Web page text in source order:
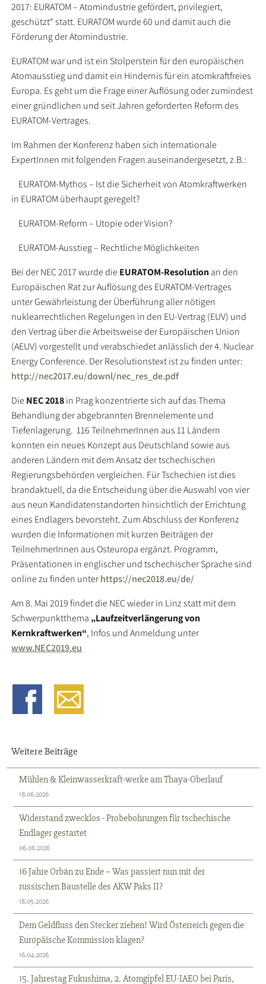
2017: EURATOM – Atomindustrie gefördert, privilegiert,
geschützt“ statt. EURATOM wurde 60 und damit auch die
Förderung der Atomindustrie.
EURATOM war und ist ein Stolperstein für den europäischen
Atomausstieg und damit ein Hindernis für ein atomkraftfreies
Europa. Es geht um die Frage einer Auflösung oder zumindest
einer gründlichen und seit Jahren geforderten Reform des
EURATOM-Vertrages.
Im Rahmen der Konferenz haben sich internationale
ExpertInnen mit folgenden Fragen auseinandergesetzt, z.B.:
EURATOM-Mythos – Ist die Sicherheit von Atomkraftwerken
in EURATOM überhaupt geregelt?
EURATOM-Reform – Utopie oder Vision?
EURATOM-Ausstieg – Rechtliche Möglichkeiten
Bei der NEC 2017 wurde dieEURATOM-Resolution an den
Europäischen Rat zur Auflösung des EURATOM-Vertrages
unter Gewährleistung der Überführung aller nötigen
nuklearrechtlichen Regelungen in den EU-Vertrag (EUV) und
den Vertrag über die Arbeitsweise der Europäischen Union
(AEUV) vorgestellt und verabschiedet anlässlich der 4. Nuclear
Energy Conference. Der Resolutionstext ist zu finden unter:
http://nec2017.eu/downl/nec_res_de.pdf
DieNEC 2018in Prag konzentrierte sich auf das Thema
Behandlung der abgebrannten Brennelemente und
Tiefenlagerung. 116 TeilnehmerInnen aus 11 Ländern
konnten ein neues Konzept aus Deutschland sowie aus
anderen Ländern mit dem Ansatz der tschechischen
Regierungsbehörden vergleichen. Für Tschechien ist dies
brandaktuell, da die Entscheidung über die Auswahl von vier
aus neun Kandidatenstandorten hinsichtlich der Errichtung
eines Endlagers bevorsteht. Zum Abschluss der Konferenz
wurden die Informationen mit kurzen Beiträgen der
TeilnehmerInnen aus Osteuropa ergänzt. Programm,
Präsentationen in englischer und tschechischer Sprache sind
online zu finden unterhttps://nec2018.eu/de/
Am 8. Mai 2019 findet die NEC wieder in Linz statt mit dem
Schwerpunktthema „Laufzeitverlängerung von
Kernkraftwerken“, Infos und Anmeldung unter
www.NEC2019.eu
Weitere Beiträge
Mühlen & Kleinwasserkraft-werke am Thaya-Oberlauf
18.06.2026
Widerstand zwecklos - Probebohrungen für tschechische
Endlager gestartet
06.06.2026
16 Jahre Orbán zu Ende – Was passiert nun mit der
russischen Baustelle des AKW Paks II?
18.05.2026
Dem Geldfluss den Stecker ziehen! Wird Österreich gegen die
Europäische Kommission klagen?
16.04.2026
15. Jahrestag Fukushima, 2. Atomgipfel EU-IAEO bei Paris,